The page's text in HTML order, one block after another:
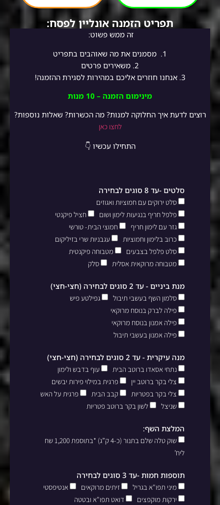
תפריט הזמנה אונליין לפסח:
זה ממש פשוט:
1.
מסמנים את מה שאוהבים בתפריט
2. משאירים פרטים
3. אנחנו חוזרים אליכם במהירות לסגירת ההזמנה!
מינימום הזמנה – 10 מנות
רוצים לדעת איך החלוקה למנות? מה הכשרות? שאלות נוספות?
לחצו כאן
התחילו עכשיו 👇
סלטים -עד 8 סוגים לבחירה
סלט ירוקים עם חמוציות ואגוזים
פלפל חריף בנגיעות לימון ושום
חציל פיקנטי
גזר עם לימון חריף
חמוצי הבית- טורשי
כרוב בלימון וחמוציות
עגבניות שרי בזיליקום
סלט פלפל בצבעים
מטבוחה פיקנטית
מטבוחה מרוקאית אסלית
סלק
מנת ביניים - עד 2 סוגים לבחירה (חצי-חצי)
סלמון השף בעשבי תיבול
גפילטע פיש
פילה לברק בנוסח מרוקאי
פילה אמנון בנוסח מרוקאי
פילה אמנון בעשבי תיבול
מנה עיקרית - עד 2 סוגים לבחירה (חצי-חצי)
נתחי אסאדו ברוטב הבית
עוף בדבש ולימון
צלי בקר ברוטב יין
פרגית במילוי פירות יבשים
צלי בקר בפטריות
קבב הבית
פרגית על האש
שניצל
לשון בקר ברוטב פטריות
המלצת השף:
שוק טלה שלם בתנור (כ-4 ק”ג) *בתוספת 1,200 שח
ליח’
תוספות חמות -עד 3 סוגים לבחירה
מיני תפו"א בגריל זיתים מרוקאים
אנטיפסטי
ירקות מוקפצים
דואט תפו"א ובטטה